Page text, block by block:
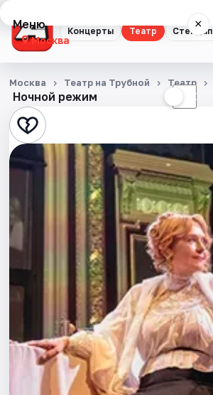
Концерты Театр Стендап
Меню ×
Москва
Концерты
Театр
Стендап
Выставки
Квесты
Спорт
Города
Площадки
Ночной режим ☾
Москва Театр на Трубной Театр